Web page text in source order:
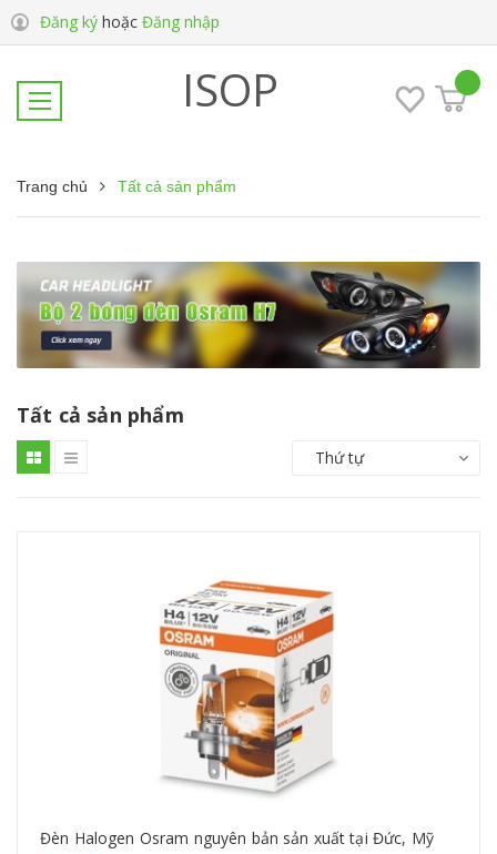
Đăng ký hoặc Đăng nhập
ISOP
Trang chủ Tất cả sản phẩm
Tất cả sản phẩm
Thứ tự
Đèn Halogen Osram nguyên bản sản xuất tại Đức, Mỹ